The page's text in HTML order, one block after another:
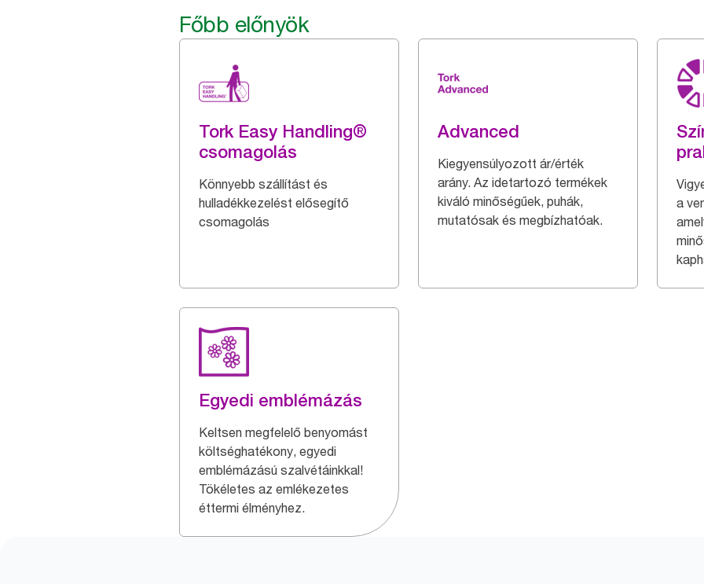
Főbb előnyök
Tork Easy Handling®
csomagolás
Könnyebb szállítást és
hulladékkezelést elősegítő
csomagolás
Advanced
Kiegyensúlyozott ár/érték
arány. Az idetartozó termékek
kiváló minőségűek, puhák,
mutatósak és megbízhatóak.
a
Egyedi emblémázás
Keltsen megfelelő benyomást
költséghatékony, egyedi
emblémázású szalvétáinkkal!
Tökéletes az emlékezetes
éttermi élményhez.